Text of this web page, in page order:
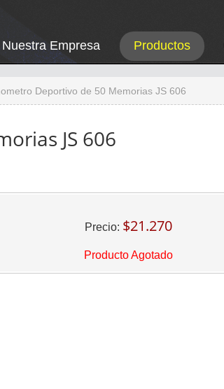
Nuestra Empresa Productos
Deportivo de 50 Memorias JS 606
JS 606
Precio: $21.270
Producto Agotado